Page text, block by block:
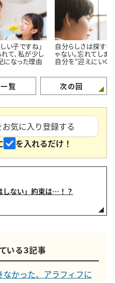
い子ですね」
て、私が少し
になった理由
自分らしさは探すも
ゃない。忘れてしま
自分を"迎えにいく"
一覧 次の回
お気に入り登録する
を入れるだけ！
しない」約束は…！？
いる３記事
かった、アラフィフに